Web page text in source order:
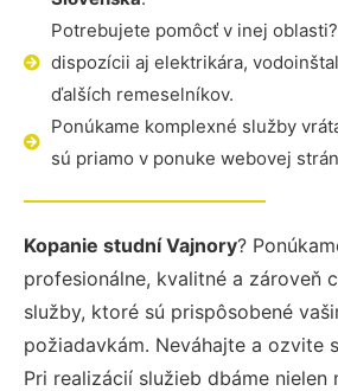
Potrebujete pomôcť v inej
dispozícii aj elektrikára,
ďalších remeselníkov.
Ponúkame komplexné služby
sú priamo v ponuke webovej
Kopanie studní Vajnory?
profesionálne, kvalitné a zároveň
služby, ktoré sú prispôsobené
požiadavkám. Neváhajte a ozvite
Pri realizácií služieb dbáme nielen